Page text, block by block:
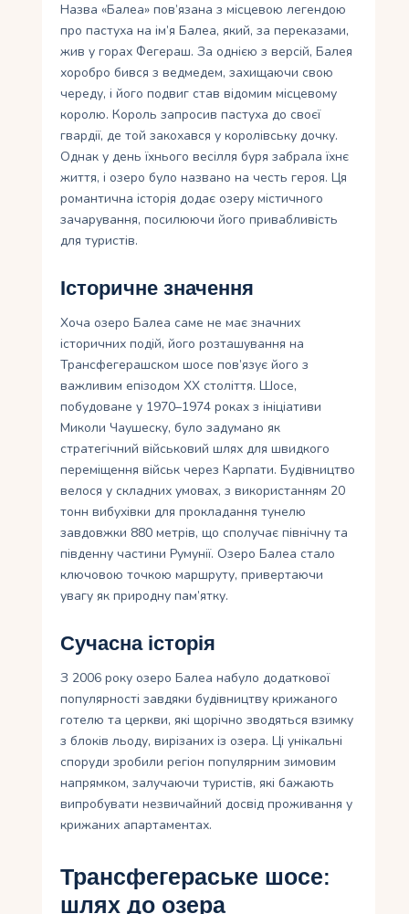
Назва «Балеа» пов’язана з місцевою легендою
про пастуха на ім’я Балеа, який, за переказами,
жив у горах Фегераш. За однією з версій, Балея
хоробро бився з ведмедем, захищаючи свою
череду, і його подвиг став відомим місцевому
королю. Король запросив пастуха до своєї
гвардії, де той закохався у королівську дочку.
Однак у день їхнього весілля буря забрала їхнє
життя, і озеро було названо на честь героя. Ця
романтична історія додає озеру містичного
зачарування, посилюючи його привабливість
для туристів.
Історичне значення
Хоча озеро Балеа саме не має значних
історичних подій, його розташування на
Трансфегерашском шосе пов’язує його з
важливим епізодом XX століття. Шосе,
побудоване у 1970–1974 роках з ініціативи
Миколи Чаушеску, було задумано як
стратегічний військовий шлях для швидкого
переміщення військ через Карпати. Будівництво
велося у складних умовах, з використанням 20
тонн вибухівки для прокладання тунелю
завдовжки 880 метрів, що сполучає північну та
південну частини Румунії. Озеро Балеа стало
ключовою точкою маршруту, привертаючи
увагу як природну пам’ятку.
Сучасна історія
З 2006 року озеро Балеа набуло додаткової
популярності завдяки будівництву крижаного
готелю та церкви, які щорічно зводяться взимку
з блоків льоду, вирізаних із озера. Ці унікальні
споруди зробили регіон популярним зимовим
напрямком, залучаючи туристів, які бажають
випробувати незвичайний досвід проживання у
крижаних апартаментах.
Трансфегераське шосе:
шлях до озера